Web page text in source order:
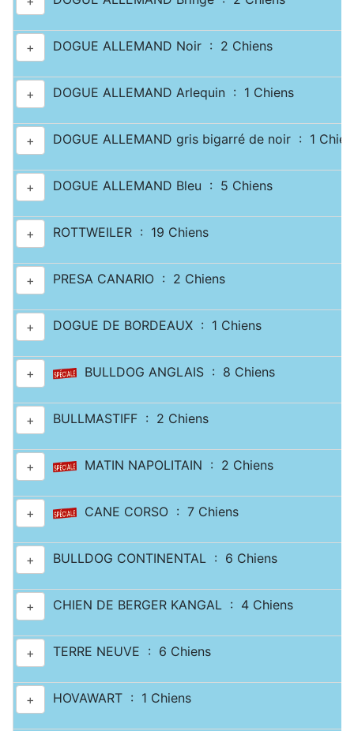
+ DOGUE ALLEMAND Noir : 2 Chiens
+ DOGUE ALLEMAND Arlequin : 1 Chiens
+ DOGUE ALLEMAND gris bigarré de noir : 1
+ DOGUE ALLEMAND Bleu : 5 Chiens
+ ROTTWEILER : 19 Chiens
+ PRESA CANARIO : 2 Chiens
+ DOGUE DE BORDEAUX : 1 Chiens
+ BULLDOG ANGLAIS : 8 Chiens
+ BULLMASTIFF : 2 Chiens
+ MATIN NAPOLITAIN : 2 Chiens
+ CANE CORSO : 7 Chiens
+ BULLDOG CONTINENTAL : 6 Chiens
+ CHIEN DE BERGER KANGAL : 4 Chiens
+ TERRE NEUVE : 6 Chiens
+ HOVAWART : 1 Chiens